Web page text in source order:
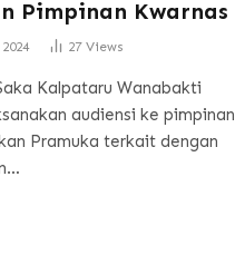
Pimpinan Kwarnas
27 Views
Kalpataru Wanabakti
audiensi ke pimpinan
Pramuka terkait dengan